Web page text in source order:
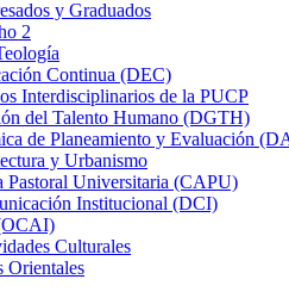
y Graduados
2
Continua (DEC)
Interdisciplinarios de la PUCP
del Talento Humano (DGTH)
de Planeamiento y Evaluación
y Urbanismo
Pastoral Universitaria (CAPU)
Institucional (DCI)
Culturales
Orientales